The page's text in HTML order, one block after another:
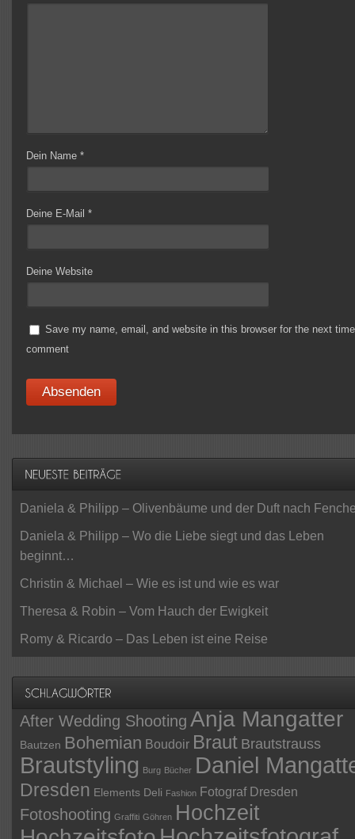
Dein Name*
Deine E-Mail*
Deine Website
Save my name, email, and website in this browser for the next
comment
Daniela & Philipp – Olivenbäume und der Duft nach
Daniela & Philipp – Wo die Liebe siegt und das Leben
beginnt…
Christin & Michael – Wie es ist und wie es war
Theresa & Robin – Vom Hauch der Ewigkeit
Romy & Ricardo – Das Leben ist eine Reise
After Wedding Shooting Anja Mangatter
Bautzen Bohemian Boudoir Braut Brautstrauss
Brautstyling Burg Bücher Daniel
Dresden Elements Deli Fashion Fotograf Dresden
Fotoshooting Graffiti Göhren Hochzeit